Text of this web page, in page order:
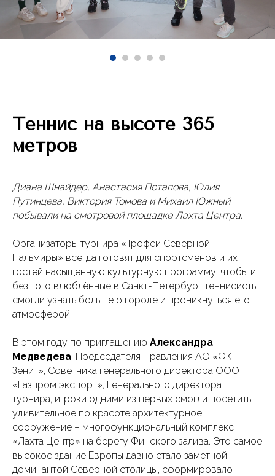
Теннис на высоте 365
метров
Диана Шнайдер, Анастасия Потапова, Юлия
Путинцева, Виктория Томова и Михаил Южный
побывали на смотровой площадке Лахта Центра.
Организаторы турнира «Трофеи Северной
Пальмиры» всегда готовят для спортсменов и их
гостей насыщенную культурную программу, чтобы и
без того влюблённые в Санкт-Петербург теннисисты
смогли узнать больше о городе и проникнуться его
атмосферой.
В этом году по приглашению Александра
Медведева, Председателя Правления АО «ФК
Зенит», Советника генерального директора ООО
«Газпром экспорт», Генерального директора
турнира, игроки одними из первых смогли посетить
удивительное по красоте архитектурное
сооружение – многофункциональный комплекс
«Лахта Центр» на берегу Финского залива. Это самое
высокое здание Европы давно стало заметной
доминантой Северной столицы, сформировало